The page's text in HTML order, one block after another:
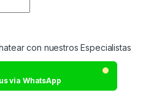
con nuestros Especialistas
via WhatsApp